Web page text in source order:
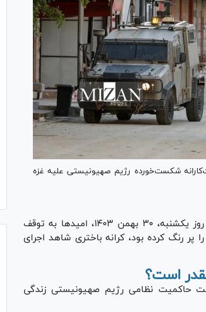
شکست‌خورده رژیم صهیونیستی علیه غزه
در حالی‌که اجرای توافق آتش‌بس در غزه در روز یکشنبه، ۳۰ بهمن ۱۴۰۳، امیدها به توقف
رنگ کرده بود، کرانه باختری شاهد اجرای
است؟
باختری تحت حاکمیت نظامی رژیم صهیونیستی زندگی